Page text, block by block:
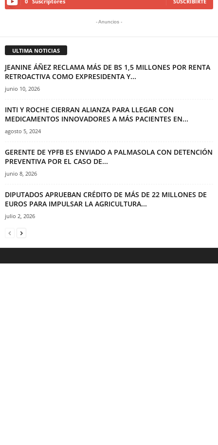
- Anuncios -
ULTIMA NOTICIAS
JEANINE ÁÑEZ RECLAMA MÁS DE BS 1,5 MILLONES POR RENTA
RETROACTIVA COMO EXPRESIDENTA Y...
junio 10, 2026
INTI Y ROCHE CIERRAN ALIANZA PARA LLEGAR CON
MEDICAMENTOS INNOVADORES A MÁS PACIENTES EN...
agosto 5, 2024
GERENTE DE YPFB ES ENVIADO A PALMASOLA CON DETENCIÓN
PREVENTIVA POR EL CASO DE...
junio 8, 2026
DIPUTADOS APRUEBAN CRÉDITO DE MÁS DE 22 MILLONES DE
EUROS PARA IMPULSAR LA AGRICULTURA...
julio 2, 2026